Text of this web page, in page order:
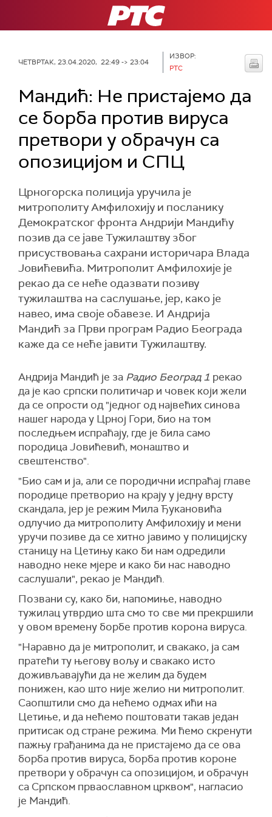
РТС
ЧЕТВРТАК, 23.04.2020, 22:49 -> 23:04
ИЗВОР:
РТС
Мандић: Не пристајемо да
се борба против вируса
претвори у обрачун са
опозицијом и СПЦ
Црногорска полиција уручила је
митрополиту Амфилохију и посланику
Демократског фронта Андрији Мандићу
позив да се јаве Тужилаштву због
присуствовања сахрани историчара Влада
Јовићевића. Митрополит Амфилохије је
рекао да се неће одазвати позиву
тужилаштва на саслушање, јер, како је
навео, има своје обавезе. И Андрија
Мандић за Први програм Радио Београда
каже да се неће јавити Тужилаштву.
Андрија Мандић је за Радио Београд 1 рекао
да је као српски политичар и човек који жели
да се опрости од "једног од највећих синова
нашег народа у Црној Гори, био на том
последњем испраћају, где је била само
породица Јовићевић, монаштво и
свештенство".
"Био сам и ја, али се породични испраћај главе
породице претворио на крају у једну врсту
скандала, јер је режим Мила Ђукановића
одлучио да митрополиту Амфилохију и мени
уручи позиве да се хитно јавимо у полицијску
станицу на Цетињу како би нам одредили
наводно неке мјере и како би нас наводно
саслушали", рекао је Мандић.
Позвани су, како би, напомиње, наводно
тужилац утврдио шта смо то све ми прекршили
у овом времену борбе против корона вируса.
"Наравно да је митрополит, и свакако, ја сам
пратећи ту његову вољу и свакако исто
доживљавајући да не желим да будем
понижен, као што није желио ни митрополит.
Саопштили смо да нећемо одмах ићи на
Цетиње, и да нећемо поштовати такав један
притисак од стране режима. Ми ћемо скренути
пажњу грађанима да не пристајемо да се ова
борба против вируса, борба против короне
претвори у обрачун са опозицијом, и обрачун
са Српском прваославном црквом", нагласио
је Мандић.